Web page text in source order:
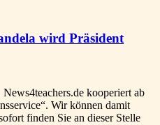
wird Präsident
kooperiert ab
Wir können damit
finden Sie an dieser Stelle